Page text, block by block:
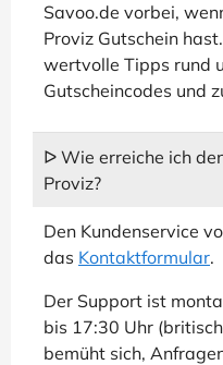
Savoo.de vorbei,
Proviz Gutschein
wertvolle Tipps rund
Gutscheincodes und
ᐅ Wie erreiche ich
Proviz?
Den Kundenservice
das Kontaktformular.
Der Support ist
bis 17:30 Uhr
bemüht sich,